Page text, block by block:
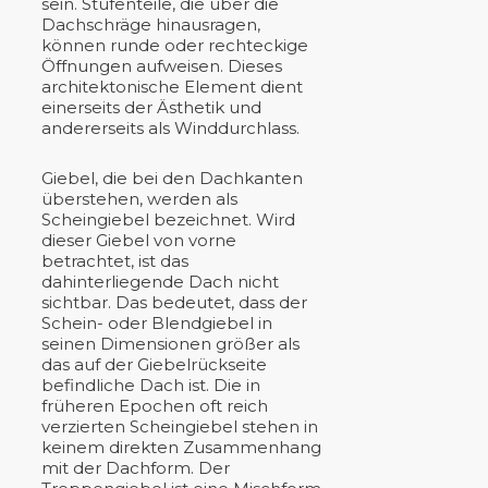
sein. Stufenteile, die über die
Dachschräge hinausragen,
können runde oder rechteckige
Öffnungen aufweisen. Dieses
architektonische Element dient
einerseits der Ästhetik und
andererseits als Winddurchlass.
Giebel, die bei den Dachkanten
überstehen, werden als
Scheingiebel bezeichnet. Wird
dieser Giebel von vorne
betrachtet, ist das
dahinterliegende Dach nicht
sichtbar. Das bedeutet, dass der
Schein- oder Blendgiebel in
seinen Dimensionen größer als
das auf der Giebelrückseite
befindliche Dach ist. Die in
früheren Epochen oft reich
verzierten Scheingiebel stehen in
keinem direkten Zusammenhang
mit der Dachform. Der